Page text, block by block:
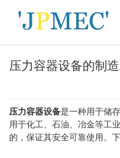
压力容器设备的制
压力容器设备是一种用于储
用于化工、石油、冶金等工业
的，保证其安全可靠使用。